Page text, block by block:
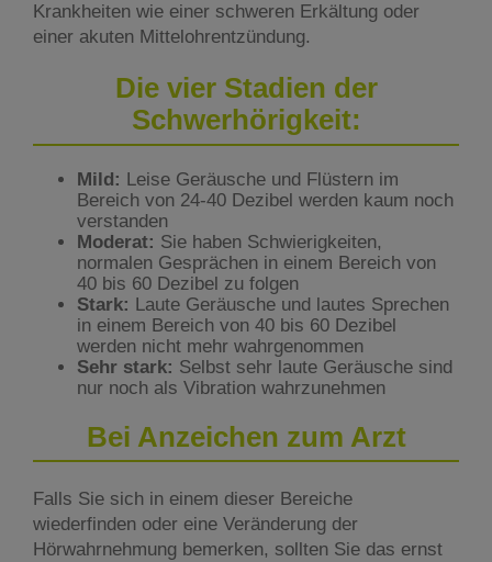
Krankheiten wie einer schweren Erkältung oder
einer akuten Mittelohrentzündung.
Die vier Stadien der
Schwerhörigkeit:
Mild: Leise Geräusche und Flüstern im
Bereich von 24-40 Dezibel werden kaum noch
verstanden
Moderat: Sie haben Schwierigkeiten,
normalen Gesprächen in einem Bereich von
40 bis 60 Dezibel zu folgen
Stark: Laute Geräusche und lautes Sprechen
in einem Bereich von 40 bis 60 Dezibel
werden nicht mehr wahrgenommen
Sehr stark: Selbst sehr laute Geräusche sind
nur noch als Vibration wahrzunehmen
Bei Anzeichen zum Arzt
Falls Sie sich in einem dieser Bereiche
wiederfinden oder eine Veränderung der
Hörwahrnehmung bemerken, sollten Sie das ernst